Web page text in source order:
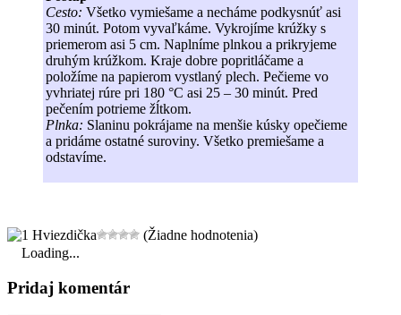
Cesto: Všetko vymiešame a necháme podkysnúť asi
30 minút. Potom vyvaľkáme. Vykrojíme krúžky s
priemerom asi 5 cm. Naplníme plnkou a prikryjeme
druhým krúžkom. Kraje dobre popritláčame a
položíme na papierom vystlaný plech. Pečieme vo
yvhriatej rúre pri 180 °C asi 25 – 30 minút. Pred
pečením potrieme žĺtkom.
Plnka: Slaninu pokrájame na menšie kúsky opečieme
a pridáme ostatné suroviny. Všetko premiešame a
odstavíme.
(Žiadne hodnotenia)
Loading...
Pridaj komentár